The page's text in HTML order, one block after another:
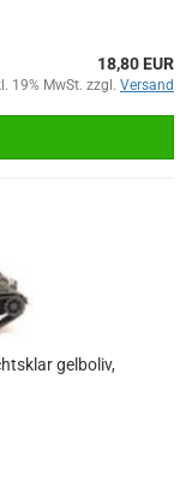
18,80 EUR
19% MwSt. zzgl. Versand
gelboliv,